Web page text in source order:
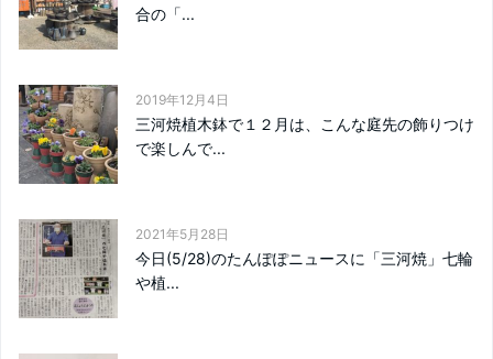
合の「...
2019年12月4日
三河焼植木鉢で１２月は、こんな庭先の飾りつけ
で楽しんで...
2021年5月28日
今日(5/28)のたんぽぽニュースに「三河焼」七輪
や植...